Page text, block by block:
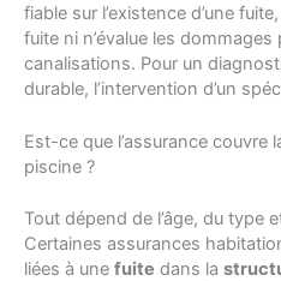
fiable sur l’existence d’une
fuite ni n’évalue les
canalisations. Pour un
durable, l’intervention d’un
Est-ce que l’assurance couvre
piscine ?
Tout dépend de l’âge, du type
Certaines assurances
liées à une fuite dans la